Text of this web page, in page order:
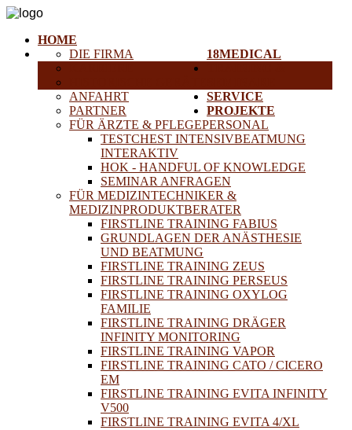
HOME
18MEDICAL
DIE FIRMA
ANFAHRT
PARTNER
FÜR ÄRZTE & PFLEGEPERSONAL
TESTCHEST INTENSIVBEATMUNG
INTERAKTIV
HOK - HANDFUL OF KNOWLEDGE
SEMINAR ANFRAGEN
FÜR MEDIZINTECHNIKER &
MEDIZINPRODUKTBERATER
FIRSTLINE TRAINING FABIUS
GRUNDLAGEN DER ANÄSTHESIE
UND BEATMUNG
FIRSTLINE TRAINING ZEUS
FIRSTLINE TRAINING PERSEUS
FIRSTLINE TRAINING OXYLOG
FAMILIE
FIRSTLINE TRAINING DRÄGER
INFINITY MONITORING
FIRSTLINE TRAINING VAPOR
FIRSTLINE TRAINING CATO / CICERO
EM
FIRSTLINE TRAINING EVITA INFINITY
V500
FIRSTLINE TRAINING EVITA 4/XL
SERVICE
PROJEKTE